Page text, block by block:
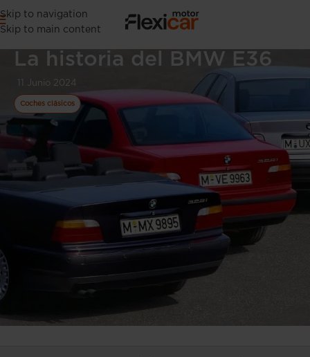
Skip to navigation
Skip to main content
La historia del BMW E36
11 Junio 2024
Coches clásicos